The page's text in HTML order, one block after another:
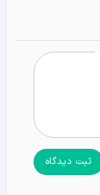
ثبت دیدگاه